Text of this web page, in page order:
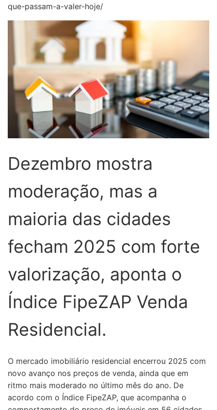
que-passam-a-valer-hoje/
Dezembro mostra
moderação, mas a
maioria das cidades
fecham 2025 com forte
valorização, aponta o
Índice FipeZAP Venda
Residencial.
O mercado imobiliário residencial encerrou 2025 com
novo avanço nos preços de venda, ainda que em
ritmo mais moderado no último mês do ano. De
acordo com o Índice FipeZAP, que acompanha o